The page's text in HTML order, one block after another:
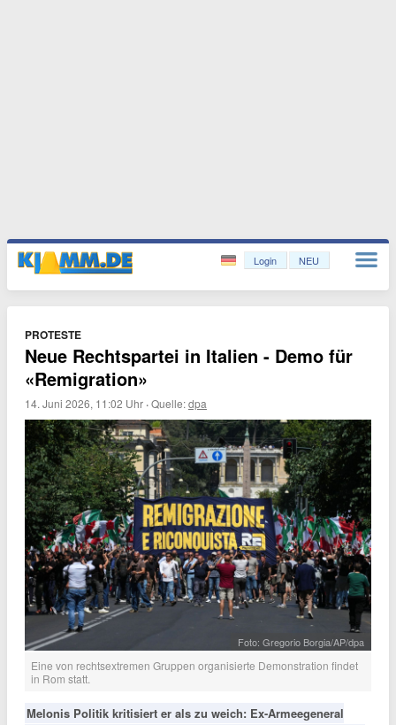
Login NEU
PROTESTE
Neue Rechtspartei in Italien - Demo für
«Remigration»
14. Juni 2026, 11:02 Uhr ·Quelle:dpa
Foto: Gregorio Borgia/AP/dpa
Eine von rechtsextremen Gruppen organisierte Demonstration findet
in Rom statt.
Melonis Politik kritisiert er als zu weich: Ex-Armeegeneral